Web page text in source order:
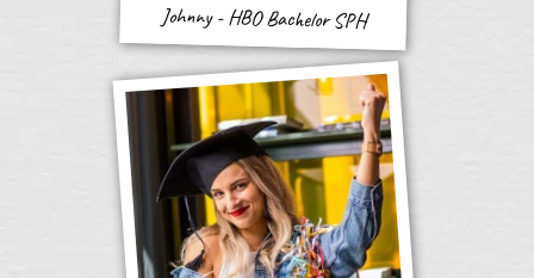
Johnny - HBO Bachelor SPH